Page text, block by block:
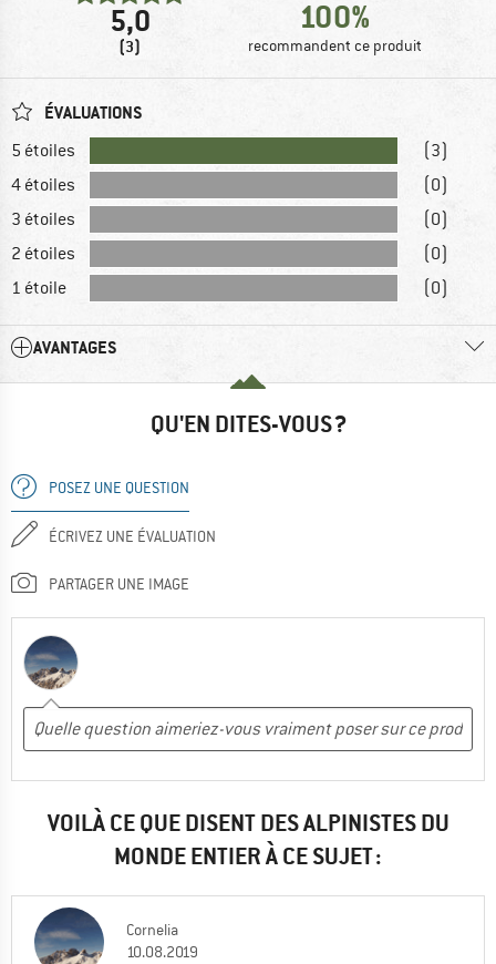
5,0
(3)
100%
recommandent ce produit
ÉVALUATIONS
5 étoiles
(3)
4 étoiles
(0)
3 étoiles
(0)
2 étoiles
(0)
1 étoile
(0)
AVANTAGES
QU'EN DITES-VOUS ?
POSEZ UNE QUESTION
ÉCRIVEZ UNE ÉVALUATION
PARTAGER UNE IMAGE
VOILÀ CE QUE DISENT DES ALPINISTES DU
MONDE ENTIER À CE SUJET :
Cornelia
10.08.2019